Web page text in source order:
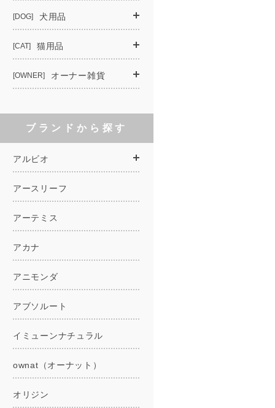
[DOG] 犬用品
[CAT] 猫用品
[OWNER] オーナー雑貨
ブランドから探す
アルビオ
アースリーフ
アーテミス
アカナ
アニモンダ
アブソルート
イミューンナチュラル
ownat（オーナット）
オリジン